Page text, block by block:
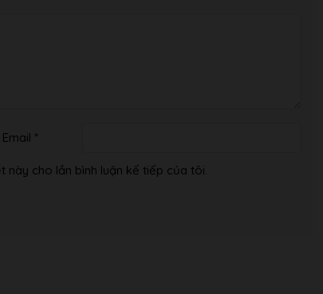
Email *
cho lần bình luận kế tiếp của tôi.